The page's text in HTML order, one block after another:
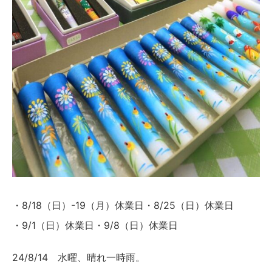
・8/18（日）-19（月）休業日・8/25（日）休業日
・9/1（日）休業日・9/8（日）休業日
24/8/14 水曜、晴れ一時雨。